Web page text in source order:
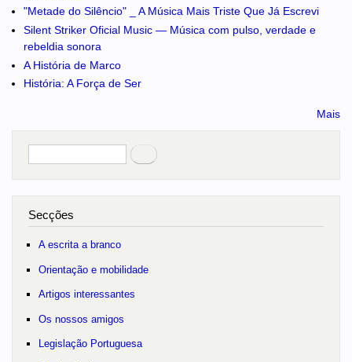
"Metade do Silêncio" _ A Música Mais Triste Que Já Escrevi
Silent Striker Oficial Music — Música com pulso, verdade e
rebeldia sonora
A História de Marco
História: A Força de Ser
Mais
Pesquisar
Secções
A escrita a branco
Orientação e mobilidade
Artigos interessantes
Os nossos amigos
Legislação Portuguesa